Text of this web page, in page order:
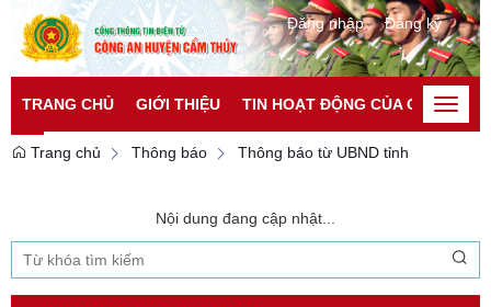
Đăng nhập Đăng ký
TRANG CHỦ GIỚI THIỆU TIN HOẠT ĐỘNG CỦA CATPToggle
Trang chủ
Thông báo Thông báo từ UBND tỉnh
Nội dung đang cập nhật...